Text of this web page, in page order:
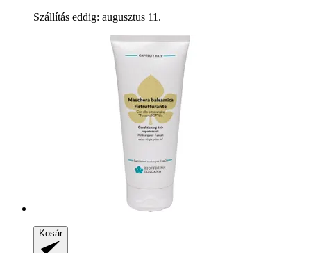
Szállítás eddig: augusztus 11.
Kosár